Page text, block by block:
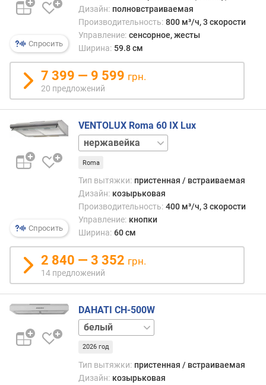
(
³
/
ч
)
п
р
о
и
з
в
е
л
ь
н
о
с
ь
о
т
Спросить
Дизайн: полновстраиваемая
Производительность: 800 м³/ч, 3 скорости
Управление: сенсорное, жесты
Ширина: 59.8 см
7 399 — 9 599 грн.
20 предложений
Спросить
VENTOLUX Roma 60 IX Lux
белый
коричневый
слоновая
кость
черный
Roma
Тип вытяжки: пристенная / встраиваемая
Дизайн: козырьковая
Производительность: 400 м³/ч, 3 скорости
Управление: кнопки
Ширина: 60 см
2 840 — 3 352 грн.
14 предложений
DAHATI CH-500W
коричневый
нержавейка
2026 год
Тип вытяжки: пристенная / встраиваемая
Дизайн: козырьковая